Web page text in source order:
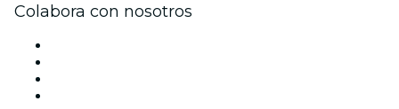
Colabora con nosotros